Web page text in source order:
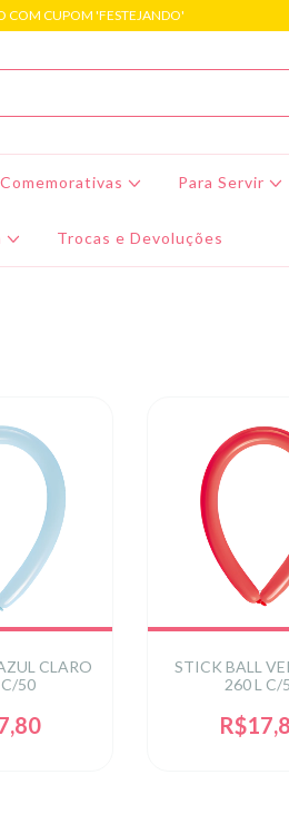
COM CUPOM 'FESTEJANDO'
Para Servir
Trocas e Devoluções
CLARO
50
STICK BALL
260 L C/